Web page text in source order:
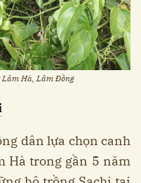
Hà, Lâm Đồng
dân lựa chọn canh
Hà trong gần 5 năm